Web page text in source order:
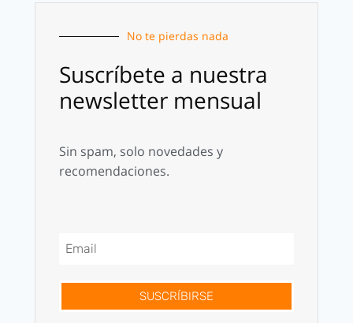
No te pierdas nada
Suscríbete a nuestra
newsletter mensual
Sin spam, solo novedades y
recomendaciones.
SUSCRÍBIRSE